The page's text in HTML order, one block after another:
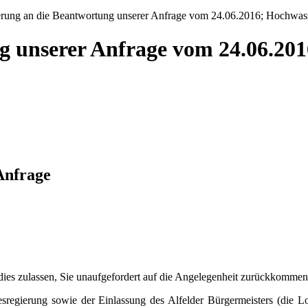
an die Beantwortung unserer Anfrage vom 24.06.2016;
Anfrage vom
zulassen, Sie unaufgefordert auf die Angelegenheit
sowie der Einlassung des Alfelder Bürgermeisters (die